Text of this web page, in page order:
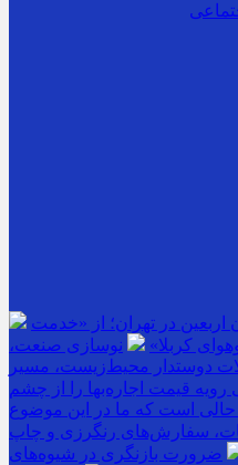
اربعین در تهران؛ از «خدمت
کربلا»
نوسازی صنعت،
دوستدار محیط‌زیست، مسیر
رویه قیمت اجاره‌بها را از چشم
حالی است که ما در این موضوع
سفارش‌های رنگرزی و چاپ
ضرورت بازنگری در شیوه‌های